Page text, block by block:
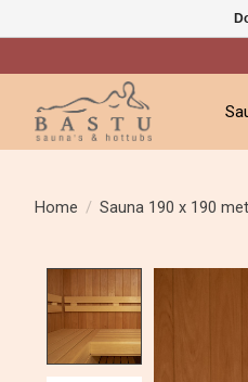
Home / Sauna 190 x 190